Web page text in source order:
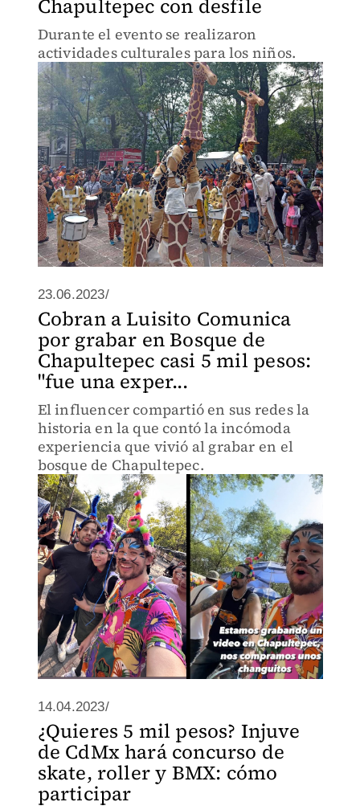
Chapultepec con desfile
Durante el evento se realizaron
actividades culturales para los niños.
23.06.2023/
Cobran a Luisito Comunica
por grabar en Bosque de
Chapultepec casi 5 mil pesos:
"fue una exper...
El influencer compartió en sus redes la
historia en la que contó la incómoda
experiencia que vivió al grabar en el
bosque de Chapultepec.
14.04.2023/
¿Quieres 5 mil pesos? Injuve
de CdMx hará concurso de
skate, roller y BMX: cómo
participar